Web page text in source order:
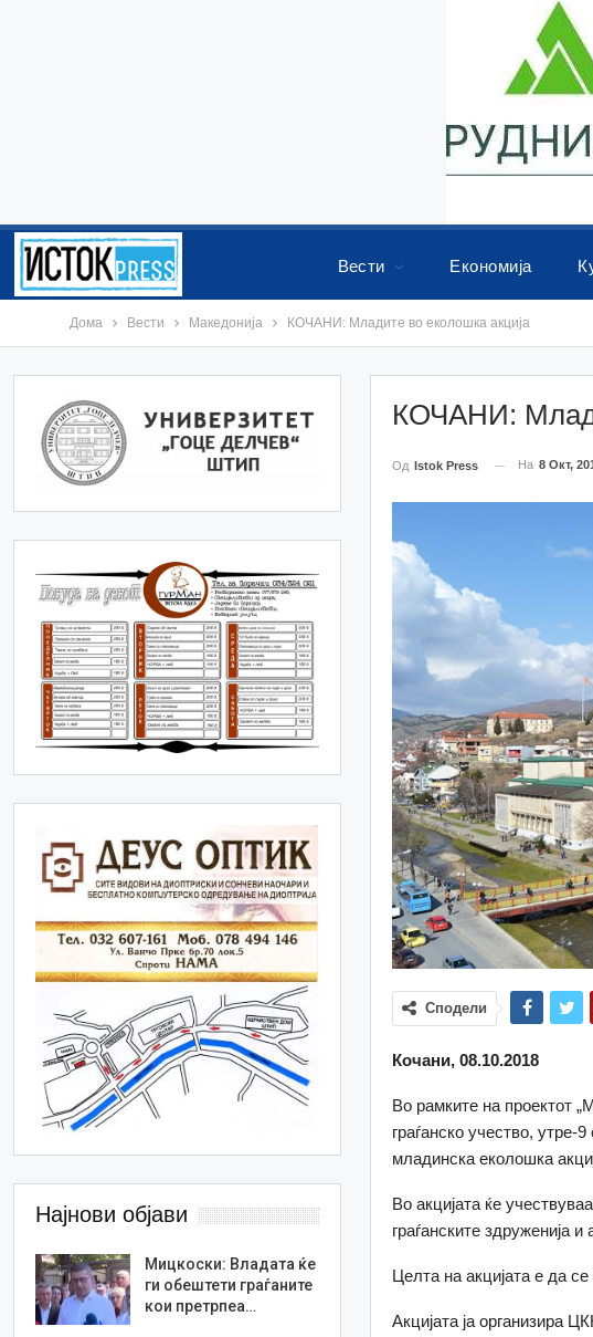
Вести Економија
Дома Вести Македонија КОЧАНИ: Младите во еколошка акција
КОЧАНИ:
Од Istok Press На 8 Окт,
Сподели
Кочани, 08.10.2018
Во рамките на проектот
граѓанско учество,
младинска еколошка
Во акцијата ќе
граѓанските здруженија
Целта на акцијата e да
Акцијата ја организира
Најнови објави
Мицкоски: Владата ќе
ги обештети граѓаните
кои претрпеа…